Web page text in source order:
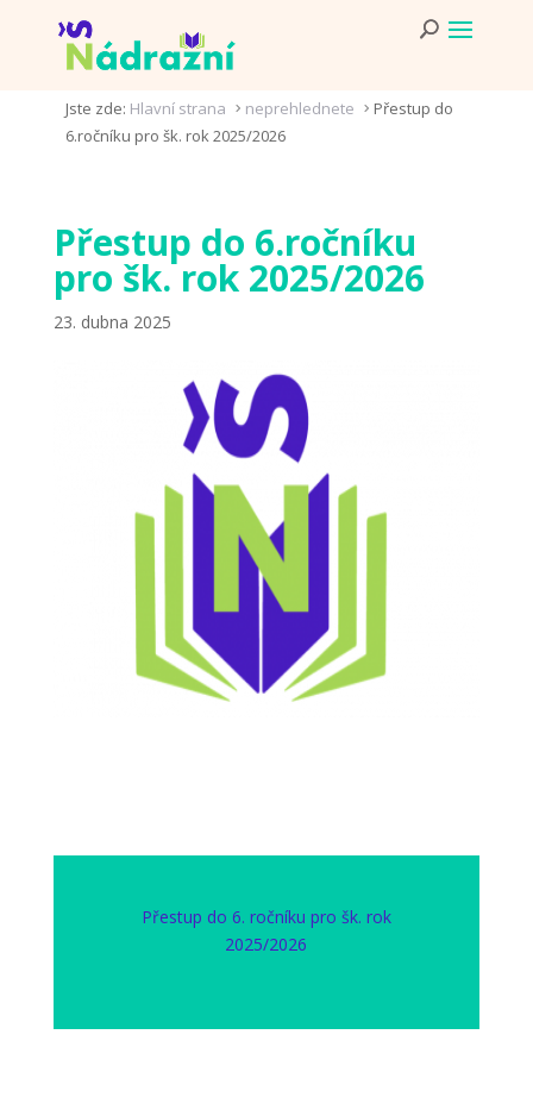
Jste zde: Hlavní strana 5 neprehlednete 5 Přestup do
6.ročníku pro šk. rok 2025/2026
Přestup do 6.ročníku
pro šk. rok 2025/2026
23. dubna 2025
Přestup do 6. ročníku pro šk. rok
2025/2026